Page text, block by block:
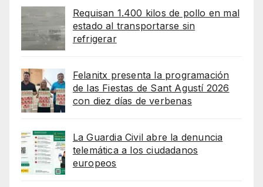
Requisan 1.400 kilos de pollo en mal
estado al transportarse sin
refrigerar
Felanitx presenta la programación
de las Fiestas de Sant Agustí 2026
con diez días de verbenas
La Guardia Civil abre la denuncia
telemática a los ciudadanos
europeos